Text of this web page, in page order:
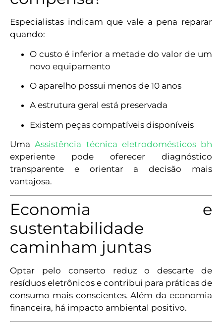
Especialistas indicam que vale a pena reparar
quando:
O custo é inferior a metade do valor de um
novo equipamento
O aparelho possui menos de 10 anos
A estrutura geral está preservada
Existem peças compatíveis disponíveis
UmaAssistência técnica eletrodomésticos bh
experiente pode oferecer diagnóstico
transparente e orientar a decisão mais
vantajosa.
Economia e
sustentabilidade
caminham juntas
Optar pelo conserto reduz o descarte de
resíduos eletrônicos e contribui para práticas de
consumo mais conscientes. Além da economia
financeira, há impacto ambiental positivo.